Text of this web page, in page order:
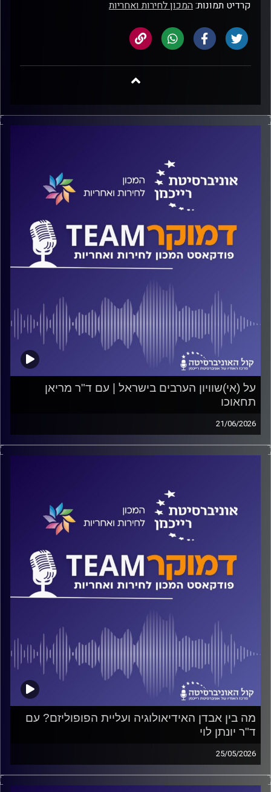
קרדיט תמונות:המכון לחירות ואחריות
על (אי)שוויון הערבים בישראל | עם ד"ר מריאן
תחאוכו
21/06/2026
פודקאסט המכון לחירות ואחריות באוניברסיטת רייכמן
על הפער הכלכלי בין החברה היהודית (הלא-חרדית) והחברה
משוחח ד"ר חיים וייצמן עם ד"ר מריאן תחאוכו
המכון לחירות ואחריות
מה בין אבדן האידיאולוגיה ועליית הפופוליזם? עם
ד"ר יונתן לוי
25/05/2026
פודקאסט המכון לחירות ואחריות באוניברסיטת רייכמן
על רדידות אידיאולוגית ועליית הפופוליזם, מה נוכל ללמוד